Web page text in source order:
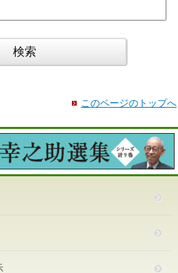
このページのトップへ